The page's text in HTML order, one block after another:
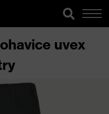
uvex